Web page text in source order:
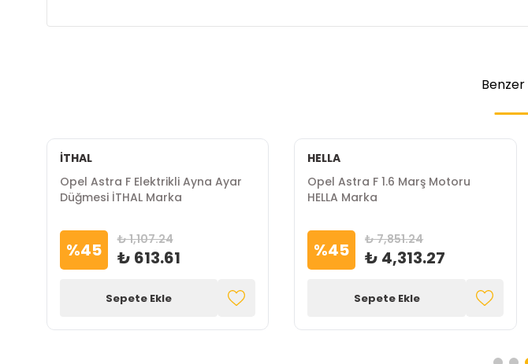
Benzer
İTHAL
Opel Astra F Elektrikli Ayna Ayar
Düğmesi İTHAL Marka
%45 ₺ 1,107.24
₺ 613.61
Sepete Ekle
HELLA
Opel Astra F 1.6 Marş Motoru
HELLA Marka
%45 ₺ 7,851.24
₺ 4,313.27
Sepete Ekle